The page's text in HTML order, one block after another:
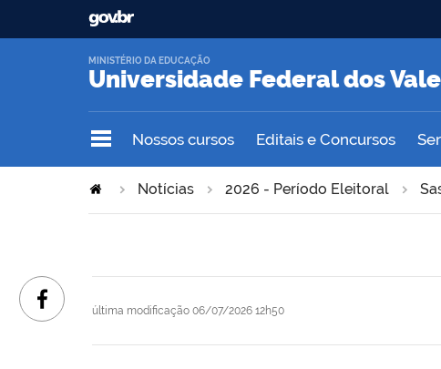
Universidade Federal dos
MINISTÉRIO DA EDUCAÇÃO
Nossos cursos Editais e Concursos
Notícias 2026 - Período Eleitoral
última modificação 06/07/2026 12h50